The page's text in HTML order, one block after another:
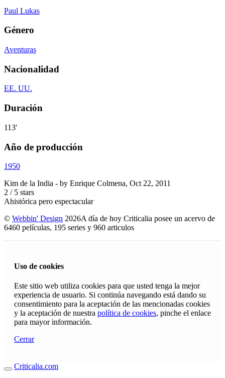
Paul Lukas
Género
Aventuras
Nacionalidad
EE. UU.
Duración
113'
Año de producción
1950
Kim de la India - by Enrique Colmena, Oct 22, 2011
2 / 5 stars
Ahistórica pero espectacular
© Webbin' Design 2026A día de hoy Criticalia posee un acervo de
6460 películas, 195 series y 960 articulos
Uso de cookies
Este sitio web utiliza cookies para que usted tenga la mejor
experiencia de usuario. Si continúa navegando está dando su
consentimiento para la aceptación de las mencionadas cookies
y la aceptación de nuestra política de cookies, pinche el enlace
para mayor información.
Cerrar
Criticalia.com